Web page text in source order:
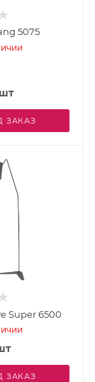
5075
ЗАКАЗ
Super 6500
ЗАКАЗ